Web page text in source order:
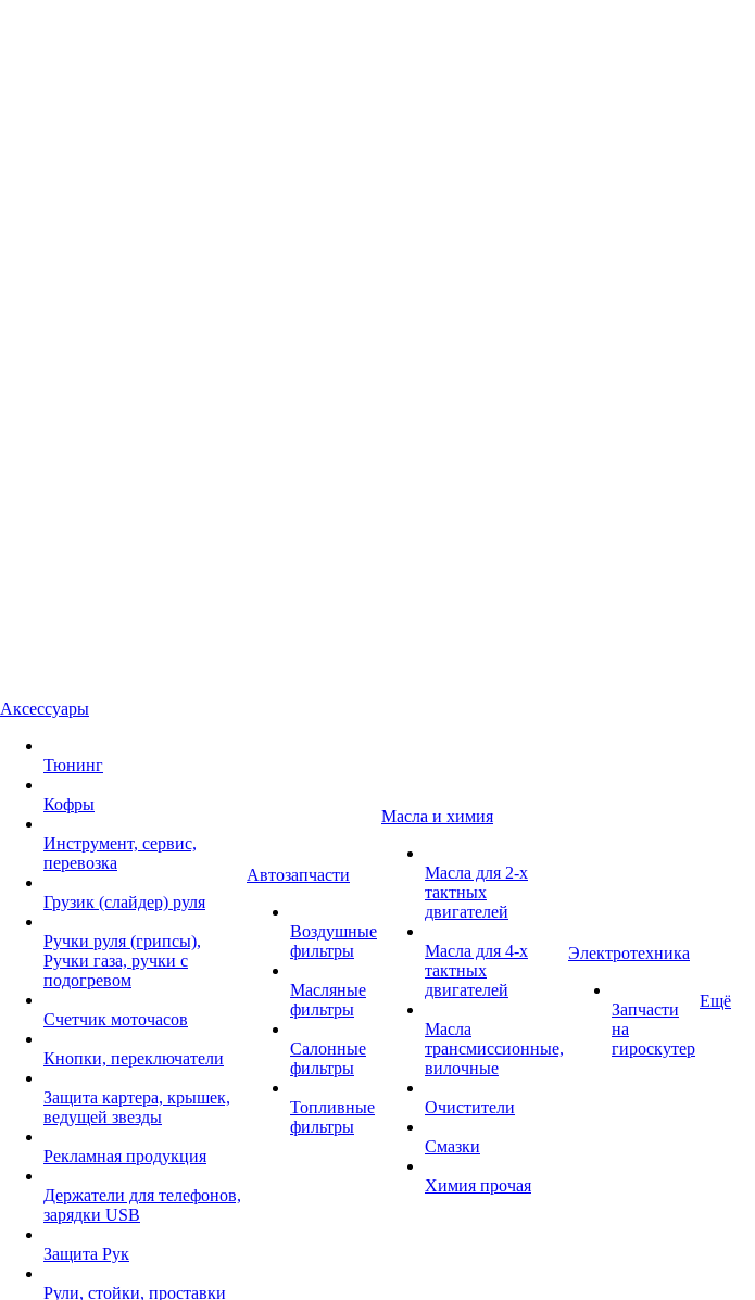
Аксессуары
Тюнинг
Кофры
Инструмент, сервис,
перевозка
Грузик (слайдер) руля
Ручки руля (грипсы),
Ручки газа, ручки с
подогревом
Счетчик моточасов
Кнопки, переключатели
Защита картера, крышек,
ведущей звезды
Рекламная продукция
Держатели для телефонов,
зарядки USB
Защита Рук
Рули, стойки, проставки
Автозапчасти
Воздушные
фильтры
Масляные
фильтры
Салонные
фильтры
Топливные
фильтры
Масла и химия
Масла для 2-х
тактных
двигателей
Масла для 4-х
тактных
двигателей
Масла
трансмиссионные,
вилочные
Очистители
Смазки
Химия прочая
Электротехника
Запчасти
на
гироскутер
Ещё